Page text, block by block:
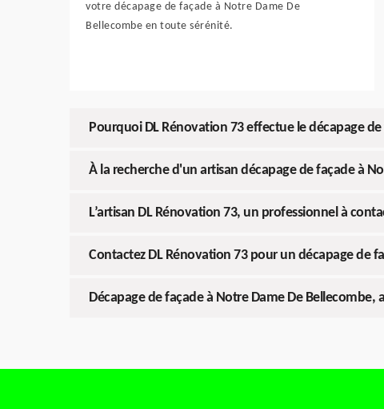
votre décapage de façade à Notre Dame De
Bellecombe en toute sérénité.
Pourquoi DL Rénovation 73 effectue le décapage
À la recherche d'un artisan décapage de façade à
L’artisan DL Rénovation 73, un professionnel à
Contactez DL Rénovation 73 pour un décapage de
Décapage de façade à Notre Dame De Bellecombe,